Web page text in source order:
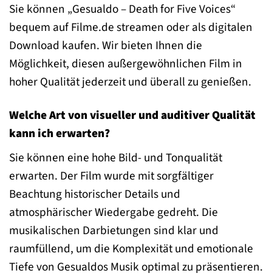
Sie können „Gesualdo – Death for Five Voices“
bequem auf Filme.de streamen oder als digitalen
Download kaufen. Wir bieten Ihnen die
Möglichkeit, diesen außergewöhnlichen Film in
hoher Qualität jederzeit und überall zu genießen.
Welche Art von visueller und auditiver Qualität
kann ich erwarten?
Sie können eine hohe Bild- und Tonqualität
erwarten. Der Film wurde mit sorgfältiger
Beachtung historischer Details und
atmosphärischer Wiedergabe gedreht. Die
musikalischen Darbietungen sind klar und
raumfüllend, um die Komplexität und emotionale
Tiefe von Gesualdos Musik optimal zu präsentieren.